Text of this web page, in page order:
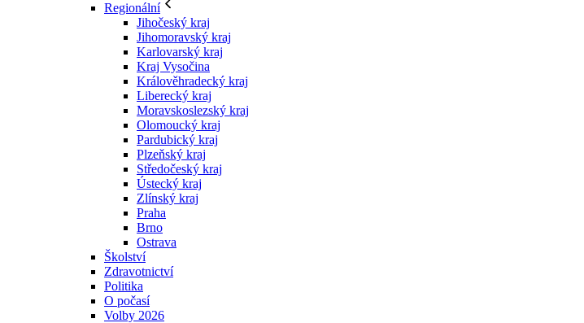
Regionální
Jihočeský kraj
Jihomoravský kraj
Karlovarský kraj
Kraj Vysočina
Králověhradecký kraj
Liberecký kraj
Moravskoslezský kraj
Olomoucký kraj
Pardubický kraj
Plzeňský kraj
Středočeský kraj
Ústecký kraj
Zlínský kraj
Praha
Brno
Ostrava
Školství
Zdravotnictví
Politika
O počasí
Volby 2026